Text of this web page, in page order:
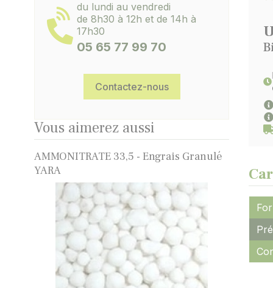
du lundi au vendredi
de 8h30 à 12h et de 14h à
17h30
05 65 77 99 70
Contactez-nous
Vous aimerez aussi
AMMONITRATE 33,5 - Engrais Granulé
YARA